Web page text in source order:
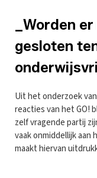
_Worden
gesloten
Uit het onderzoek
reacties van het GO!
zelf vragende partij
vaak onmiddellijk aan
maakt hiervan